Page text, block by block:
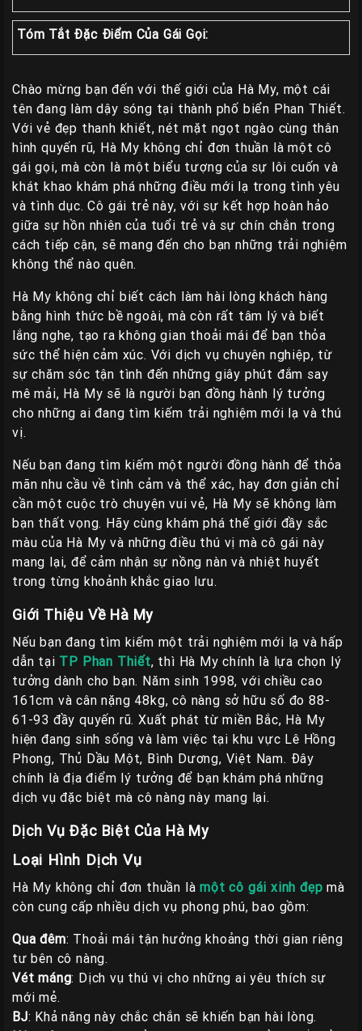
Miền
Trung
TP
Miền
Tây
Các
TP
Miền
Bắc
Thành
Viên
Tóm Tắt Đặc Điểm Của Gái Gọi:
Chào mừng bạn đến với thế giới của Hà My, một cái
tên đang làm dậy sóng tại thành phố biển Phan Thiết.
Với vẻ đẹp thanh khiết, nét mặt ngọt ngào cùng thân
hình quyến rũ, Hà My không chỉ đơn thuần là một cô
gái gọi, mà còn là một biểu tượng của sự lôi cuốn và
khát khao khám phá những điều mới lạ trong tình yêu
và tình dục. Cô gái trẻ này, với sự kết hợp hoàn hảo
giữa sự hồn nhiên của tuổi trẻ và sự chín chắn trong
cách tiếp cận, sẽ mang đến cho bạn những trải nghiệm
không thể nào quên.
Hà My không chỉ biết cách làm hài lòng khách hàng
bằng hình thức bề ngoài, mà còn rất tâm lý và biết
lắng nghe, tạo ra không gian thoải mái để bạn thỏa
sức thể hiện cảm xúc. Với dịch vụ chuyên nghiệp, từ
sự chăm sóc tận tình đến những giây phút đắm say
mê mải, Hà My sẽ là người bạn đồng hành lý tưởng
cho những ai đang tìm kiếm trải nghiệm mới lạ và thú
vị.
Nếu bạn đang tìm kiếm một người đồng hành để thỏa
mãn nhu cầu về tình cảm và thể xác, hay đơn giản chỉ
cần một cuộc trò chuyện vui vẻ, Hà My sẽ không làm
bạn thất vọng. Hãy cùng khám phá thế giới đầy sắc
màu của Hà My và những điều thú vị mà cô gái này
mang lại, để cảm nhận sự nồng nàn và nhiệt huyết
trong từng khoảnh khắc giao lưu.
Giới Thiệu Về Hà My
Nếu bạn đang tìm kiếm một trải nghiệm mới lạ và hấp
dẫn tại TP Phan Thiết, thì Hà My chính là lựa chọn lý
tưởng dành cho bạn. Năm sinh 1998, với chiều cao
161cm và cân nặng 48kg, cô nàng sở hữu số đo 88-
61-93 đầy quyến rũ. Xuất phát từ miền Bắc, Hà My
hiện đang sinh sống và làm việc tại khu vực Lê Hồng
Phong, Thủ Dầu Một, Bình Dương, Việt Nam. Đây
chính là địa điểm lý tưởng để bạn khám phá những
dịch vụ đặc biệt mà cô nàng này mang lại.
Dịch Vụ Đặc Biệt Của Hà My
Loại Hình Dịch Vụ
Hà My không chỉ đơn thuần làmột cô gái xinh đẹp mà
còn cung cấp nhiều dịch vụ phong phú, bao gồm:
Qua đêm: Thoải mái tận hưởng khoảng thời gian riêng
tư bên cô nàng.
Vét máng: Dịch vụ thú vị cho những ai yêu thích sự
mới mẻ.
BJ: Khả năng này chắc chắn sẽ khiến bạn hài lòng.